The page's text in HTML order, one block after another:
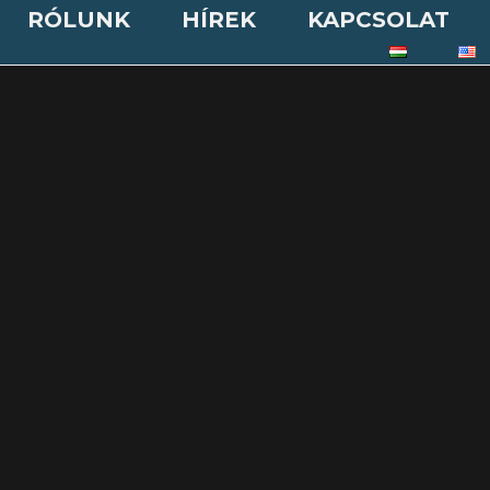
RÓLUNK HÍREK KAPCSOLAT